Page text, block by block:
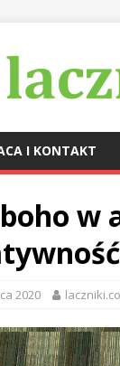
I KONTAKT
w
2020